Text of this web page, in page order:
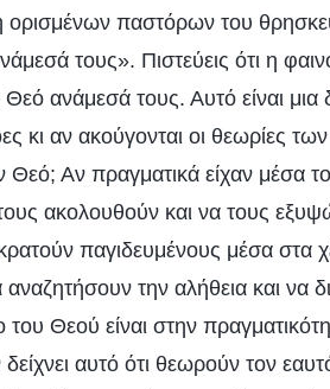
παστόρων του
τους». Πιστεύεις ότι η
ανάμεσά τους. Αυτό είναι μια
κι αν ακούγονται οι θεωρίες
Αν πραγματικά είχαν μέσα
ακολουθούν και να τους
παγιδευμένους μέσα στα
την αλήθεια και να
Θεού είναι στην
αυτό ότι θεωρούν τον